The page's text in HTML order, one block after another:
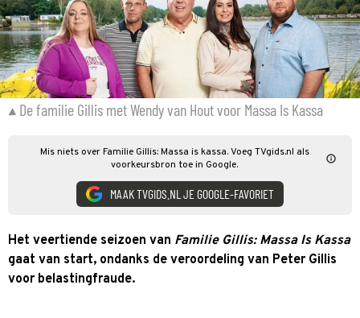
De familie Gillis met Wendy van Hout voor Massa Is Kassa
Mis niets over Familie Gillis: Massa is kassa. Voeg TVgids.nl als
voorkeursbron toe in Google.
MAAK TVGIDS.NL JE GOOGLE-FAVORIET
Het veertiende seizoen van Familie Gillis: Massa Is Kassa
gaat van start, ondanks de veroordeling van Peter Gillis
voor belastingfraude.